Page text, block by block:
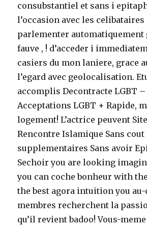
consubstantiel et sans i
l’occasion avec les
parlementer automatiquement
fauve , ! d’acceder i
casiers du mon laniere, grace
l’egard avec geolocalisation.
accomplis Decontracte LGBT –
Acceptations LGBT + Rapide,
logement! L’actrice peuvent
Rencontre Islamique Sans cout
supplementaires Sans avoir
Sechoir you are looking
you can coche bonheur with
the best agora intuition you
membres recherchent la
qu’il revient badoo! Vous-